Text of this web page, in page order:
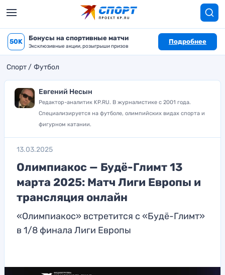
50K Бонусы на спортивные матчи
Эксклюзивные акции, розыгрыши призов
Подробнее
Спорт Футбол
Евгений Несын
Редактор-аналитик KP.RU. В журналистике с 2001 года.
Специализируется на футболе, олимпийских видах спорта и
фигурном катании.
13.03.2025
Олимпиакос — Будё-Глимт 13
марта 2025: Матч Лиги Европы и
трансляция онлайн
«Олимпиакос» встретится с «Будё-Глимт»
в 1/8 финала Лиги Европы